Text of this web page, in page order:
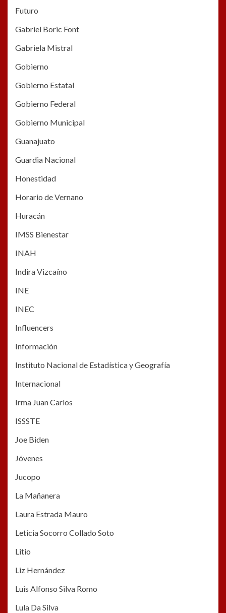
Futuro
Gabriel Boric Font
Gabriela Mistral
Gobierno
Gobierno Estatal
Gobierno Federal
Gobierno Municipal
Guanajuato
Guardia Nacional
Honestidad
Horario de Vernano
Huracán
IMSS Bienestar
INAH
Indira Vizcaíno
INE
INEC
Influencers
Información
Instituto Nacional de Estadística y Geografía
Internacional
Irma Juan Carlos
ISSSTE
Joe Biden
Jóvenes
Jucopo
La Mañanera
Laura Estrada Mauro
Leticia Socorro Collado Soto
Litio
Liz Hernández
Luis Alfonso Silva Romo
Lula Da Silva